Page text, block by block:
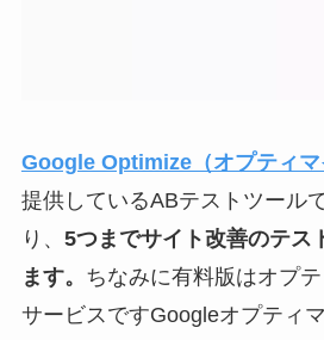
Google Optimize（オプティマ
提供しているABテストツール
り、 5つまでサイト改善のテス
ます。 ちなみに有料版はオプ
サービスですGoogleオプティ